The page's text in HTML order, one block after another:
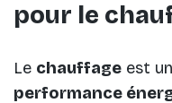
pour le
Le chauffage est un
performance